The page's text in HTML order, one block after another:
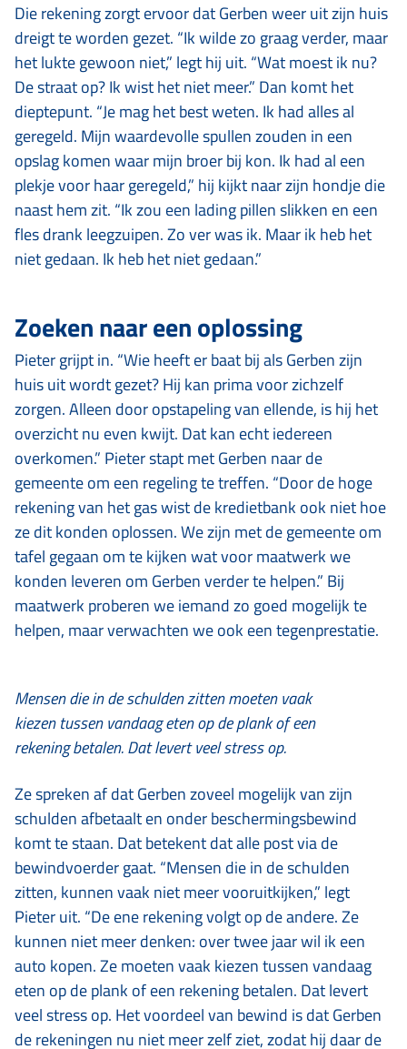
Die rekening zorgt ervoor dat Gerben weer uit zijn huis
dreigt te worden gezet. “Ik wilde zo graag verder, maar
het lukte gewoon niet,” legt hij uit. “Wat moest ik nu?
De straat op? Ik wist het niet meer.” Dan komt het
dieptepunt. “Je mag het best weten. Ik had alles al
geregeld. Mijn waardevolle spullen zouden in een
opslag komen waar mijn broer bij kon. Ik had al een
plekje voor haar geregeld,” hij kijkt naar zijn hondje die
naast hem zit. “Ik zou een lading pillen slikken en een
fles drank leegzuipen. Zo ver was ik. Maar ik heb het
niet gedaan. Ik heb het niet gedaan.”
Zoeken naar een oplossing
Pieter grijpt in. “Wie heeft er baat bij als Gerben zijn
huis uit wordt gezet? Hij kan prima voor zichzelf
zorgen. Alleen door opstapeling van ellende, is hij het
overzicht nu even kwijt. Dat kan echt iedereen
overkomen.” Pieter stapt met Gerben naar de
gemeente om een regeling te treffen. “Door de hoge
rekening van het gas wist de kredietbank ook niet hoe
ze dit konden oplossen. We zijn met de gemeente om
tafel gegaan om te kijken wat voor maatwerk we
konden leveren om Gerben verder te helpen.” Bij
maatwerk proberen we iemand zo goed mogelijk te
helpen, maar verwachten we ook een tegenprestatie.
Mensen die in de schulden zitten moeten vaak
kiezen tussen vandaag eten op de plank of een
rekening betalen. Dat levert veel stress op.
Ze spreken af dat Gerben zoveel mogelijk van zijn
schulden afbetaalt en onder beschermingsbewind
komt te staan. Dat betekent dat alle post via de
bewindvoerder gaat. “Mensen die in de schulden
zitten, kunnen vaak niet meer vooruitkijken,” legt
Pieter uit. “De ene rekening volgt op de andere. Ze
kunnen niet meer denken: over twee jaar wil ik een
auto kopen. Ze moeten vaak kiezen tussen vandaag
eten op de plank of een rekening betalen. Dat levert
veel stress op. Het voordeel van bewind is dat Gerben
de rekeningen nu niet meer zelf ziet, zodat hij daar de